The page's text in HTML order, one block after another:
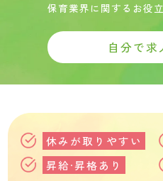
保育業界に関するお役
自分で求
休みが取りやすい
昇給·昇格あり